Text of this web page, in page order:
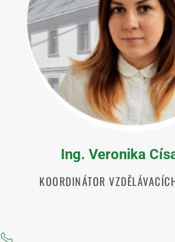
Ing. Veronika
KOORDINÁTOR